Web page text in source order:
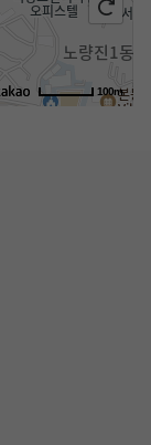
100m